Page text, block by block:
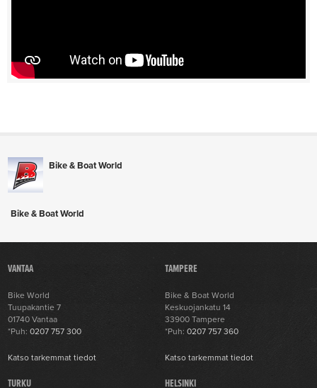
Bike & Boat World
Bike & Boat World
VANTAA
Bike World
Tuupakantie 7
01740 Vantaa
*Puh:0207 757 300
Katso tarkemmat tiedot
TAMPERE
Bike & Boat World
Keskuojankatu 14
33900 Tampere
*Puh:0207 757 360
Katso tarkemmat tiedot
TURKU HELSINKI